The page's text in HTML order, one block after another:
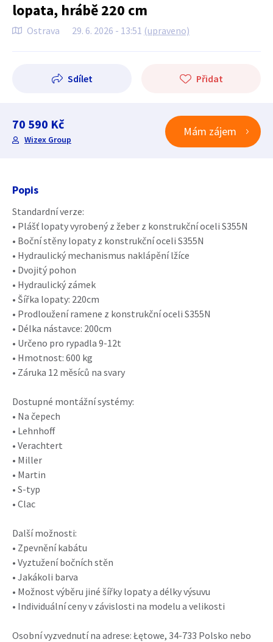
lopata, hrábě 220 cm
Ostrava 29. 6. 2026 - 13:51 (upraveno)
Sdílet Přidat
70 590 Kč
Wizex Group
Mám zájem
Popis
Standardní verze:
• Plášť lopaty vyrobený z žeber z konstrukční oceli S355N
• Boční stěny lopaty z konstrukční oceli S355N
• Hydraulický mechanismus naklápění lžíce
• Dvojitý pohon
• Hydraulický zámek
• Šířka lopaty: 220cm
• Prodloužení ramene z konstrukční oceli S355N
• Délka nástavce: 200cm
• Určeno pro rypadla 9-12t
• Hmotnost: 600 kg
• Záruka 12 měsíců na svary
Dostupné montážní systémy:
• Na čepech
• Lehnhoff
• Verachtert
• Miller
• Martin
• S-typ
• Clac
Další možnosti:
• Zpevnění kabátu
• Vyztužení bočních stěn
• Jakákoli barva
• Možnost výběru jiné šířky lopaty a délky výsuvu
• Individuální ceny v závislosti na modelu a velikosti
Osobní vyzvednutí na adrese: Łętowe, 34-733 Polsko nebo